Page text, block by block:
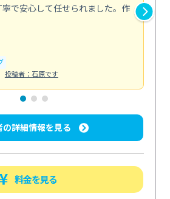
で安心して任せられました。作
投稿者：石原です
の詳細情報を見る
料金を見る